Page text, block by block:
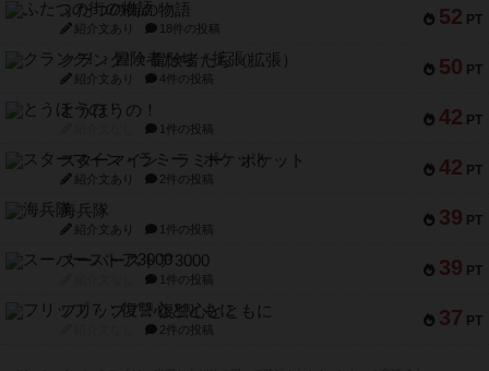
52 PT
ふたつの街の物語
紹介文あり 18件の投稿
50 PT
クランク! ：冒険者たち（拡張）
紹介文あり 4件の投稿
42 PT
とうほうの！
1件の投稿
42 PT
スターマイン・ラミー ポケット
紹介文あり 2件の投稿
39 PT
海兵隊
紹介文あり 1件の投稿
39 PT
スーパーストア3000
1件の投稿
37 PT
フリップ７：復讐心とともに
2件の投稿